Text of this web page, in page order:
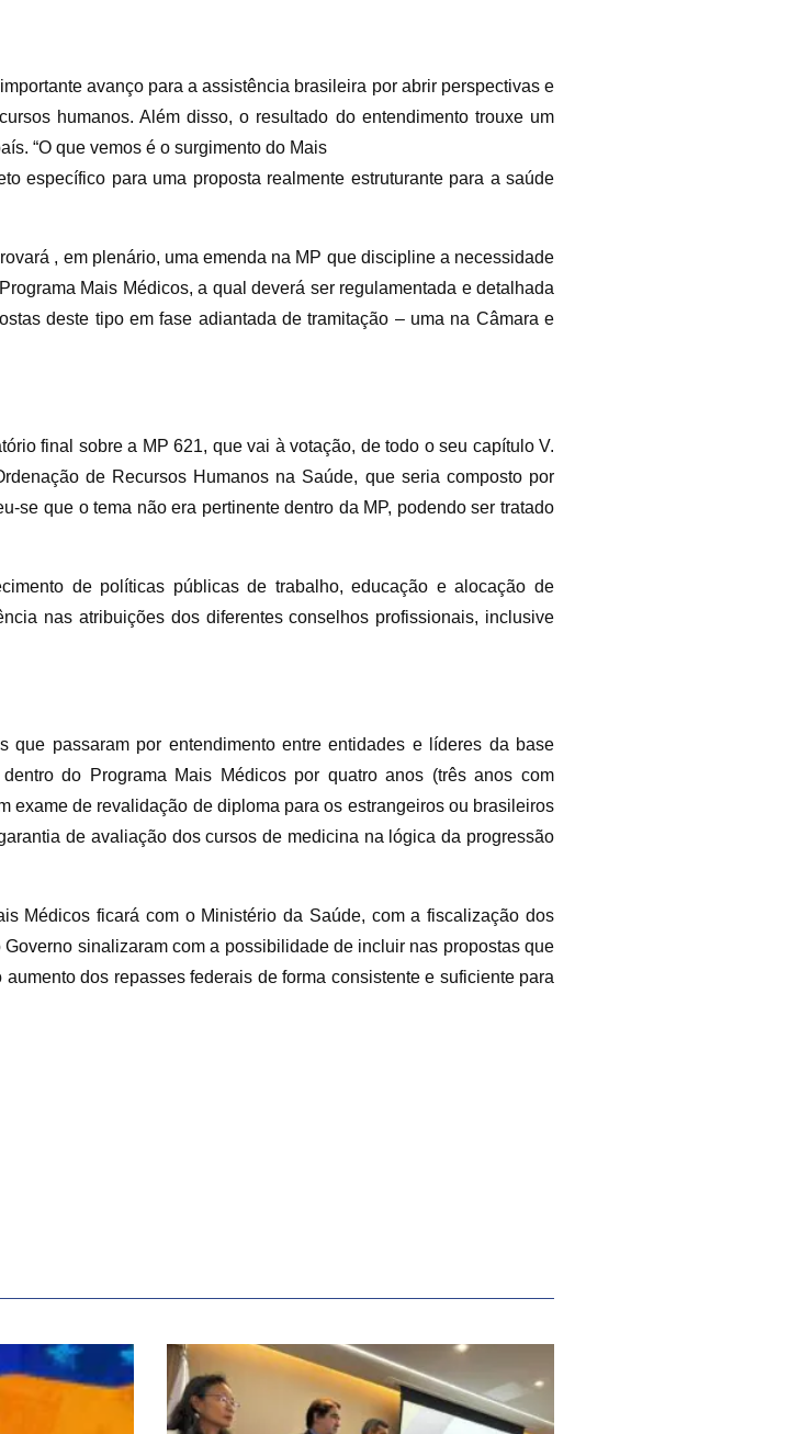
avanço para a assistência brasileira por abrir perspectivas e
humanos. Além disso, o resultado do entendimento trouxe um
“O que vemos é o surgimento do Mais
específico para uma proposta realmente estruturante para a saúde
, em plenário, uma emenda na MP que discipline a necessidade
Mais Médicos, a qual deverá ser regulamentada e detalhada
deste tipo em fase adiantada de tramitação – uma na Câmara e
final sobre a MP 621, que vai à votação, de todo o seu capítulo V.
de Recursos Humanos na Saúde, que seria composto por
se que o tema não era pertinente dentro da MP, podendo ser tratado
de políticas públicas de trabalho, educação e alocação de
nas atribuições dos diferentes conselhos profissionais, inclusive
passaram por entendimento entre entidades e líderes da base
do Programa Mais Médicos por quatro anos (três anos com
exame de revalidação de diploma para os estrangeiros ou brasileiros
de avaliação dos cursos de medicina na lógica da progressão
Médicos ficará com o Ministério da Saúde, com a fiscalização dos
sinalizaram com a possibilidade de incluir nas propostas que
dos repasses federais de forma consistente e suficiente para